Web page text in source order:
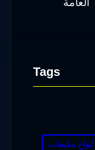
Tags
أنواع مكيفات